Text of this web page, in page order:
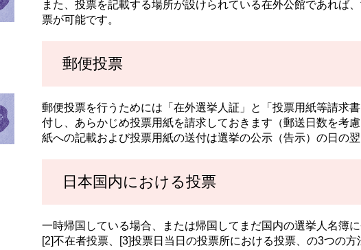
また、投票を記載する場所が設けられている在外公館であれば
票が可能です。
郵便投票
郵便投票を行うためには「在外選挙人証」と「投票用紙等請求
付し、あらかじめ投票用紙を請求しておきます（郵送日数を考
紙への記載および投票用紙の送付は選挙の公示（告示）の日の
日本国内における投票
一時帰国している場合、または帰国してまだ国内の選挙人名簿
[2]不在者投票、[3]投票日当日の投票所における投票、の3つの方